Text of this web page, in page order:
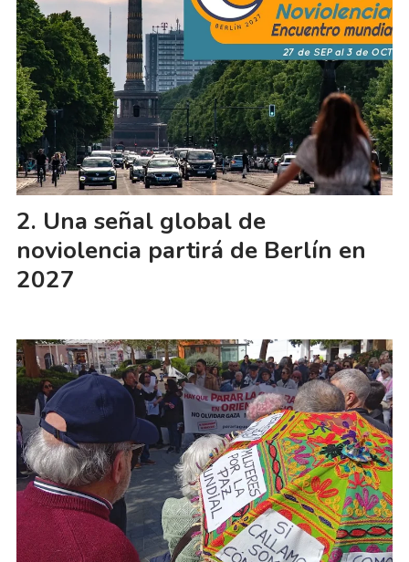
Una señal global de
noviolencia partirá de Berlín en
2027